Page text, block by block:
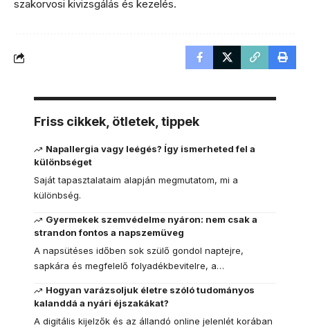
szakorvosi kivizsgálás és kezelés.
Friss cikkek, ötletek, tippek
Napallergia vagy leégés? Így ismerheted fel a
különbséget
Saját tapasztalataim alapján megmutatom, mi a
különbség.
Gyermekek szemvédelme nyáron: nem csak a
strandon fontos a napszemüveg
A napsütéses időben sok szülő gondol naptejre,
sapkára és megfelelő folyadékbevitelre, a…
Hogyan varázsoljuk életre szóló tudományos
kalanddá a nyári éjszakákat?
A digitális kijelzők és az állandó online jelenlét korában